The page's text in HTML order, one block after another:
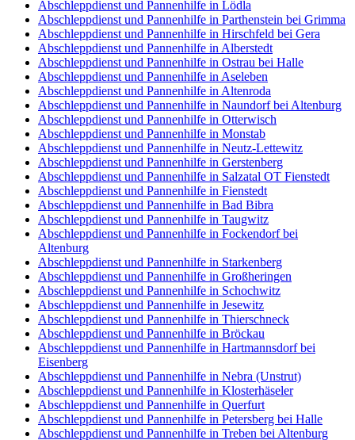
Abschleppdienst und Pannenhilfe in Lödla
Abschleppdienst und Pannenhilfe in Parthenstein bei Grimma
Abschleppdienst und Pannenhilfe in Hirschfeld bei Gera
Abschleppdienst und Pannenhilfe in Alberstedt
Abschleppdienst und Pannenhilfe in Ostrau bei Halle
Abschleppdienst und Pannenhilfe in Aseleben
Abschleppdienst und Pannenhilfe in Altenroda
Abschleppdienst und Pannenhilfe in Naundorf bei Altenburg
Abschleppdienst und Pannenhilfe in Otterwisch
Abschleppdienst und Pannenhilfe in Monstab
Abschleppdienst und Pannenhilfe in Neutz-Lettewitz
Abschleppdienst und Pannenhilfe in Gerstenberg
Abschleppdienst und Pannenhilfe in Salzatal OT Fienstedt
Abschleppdienst und Pannenhilfe in Fienstedt
Abschleppdienst und Pannenhilfe in Bad Bibra
Abschleppdienst und Pannenhilfe in Taugwitz
Abschleppdienst und Pannenhilfe in Fockendorf bei
Altenburg
Abschleppdienst und Pannenhilfe in Starkenberg
Abschleppdienst und Pannenhilfe in Großheringen
Abschleppdienst und Pannenhilfe in Schochwitz
Abschleppdienst und Pannenhilfe in Jesewitz
Abschleppdienst und Pannenhilfe in Thierschneck
Abschleppdienst und Pannenhilfe in Bröckau
Abschleppdienst und Pannenhilfe in Hartmannsdorf bei
Eisenberg
Abschleppdienst und Pannenhilfe in Nebra (Unstrut)
Abschleppdienst und Pannenhilfe in Klosterhäseler
Abschleppdienst und Pannenhilfe in Querfurt
Abschleppdienst und Pannenhilfe in Petersberg bei Halle
Abschleppdienst und Pannenhilfe in Treben bei Altenburg